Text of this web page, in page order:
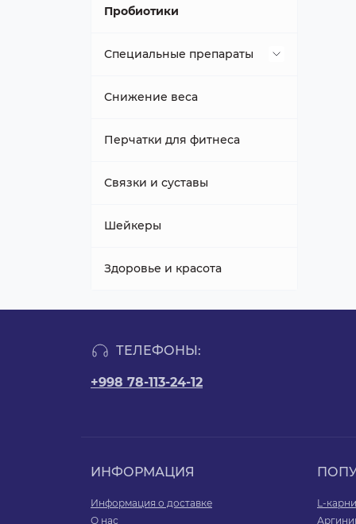
Пробиотики
Специальные препараты
Препарат для печени
Снижение веса
Перчатки для фитнеса
Связки и суставы
Шейкеры
Здоровье и красота
ТЕЛЕФОНЫ:
+998 78-113-24-12
ИНФОРМАЦИЯ
Информация о доставке
О нас
L-